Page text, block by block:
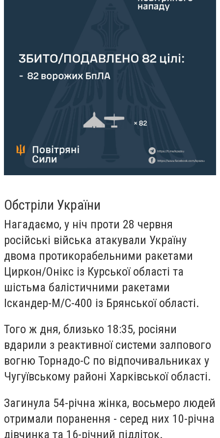
Обстріли України
Нагадаємо, у ніч проти 28 червня
російські війська атакували Україну
двома протикорабельними ракетами
Циркон/Онікс із Курської області та
шістьма балістичними ракетами
Іскандер-М/С-400 із Брянської області.
Того ж дня, близько 18:35, росіяни
вдарили з реактивної системи залпового
вогню Торнадо-С по відпочивальниках у
Чугуївському районі Харківської області.
Загинула 54-річна жінка, восьмеро людей
отримали поранення - серед них 10-річна
дівчинка та 16-річний підліток.